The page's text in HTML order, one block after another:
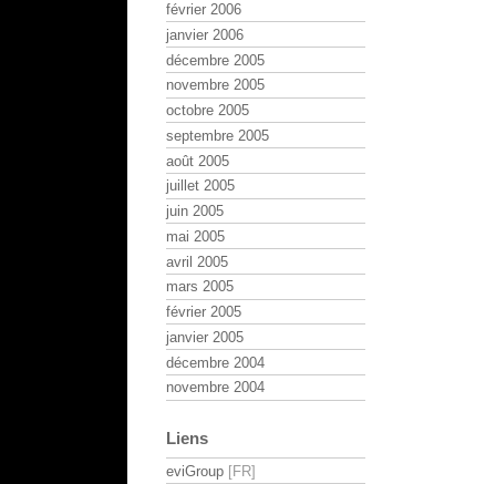
février 2006
janvier 2006
décembre 2005
novembre 2005
octobre 2005
septembre 2005
août 2005
juillet 2005
juin 2005
mai 2005
avril 2005
mars 2005
février 2005
janvier 2005
décembre 2004
novembre 2004
Liens
eviGroup